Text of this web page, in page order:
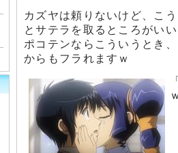
カズヤは頼りないけど、こ
とサテラを取るところがい
ポコテンならこういうとき
からもフラれますｗ